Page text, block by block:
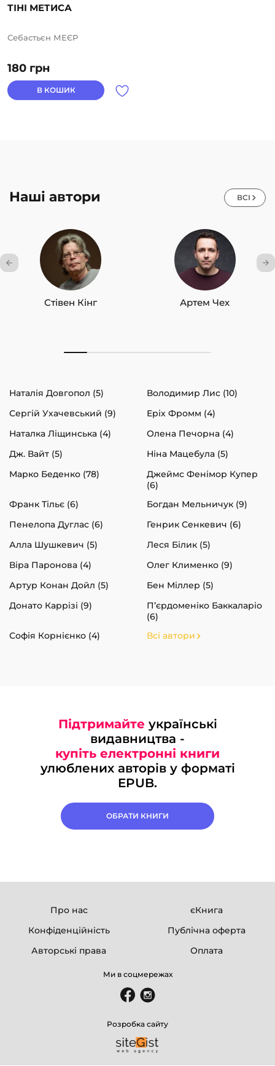
ТІНІ МЕТИСА
180 грн
Себастьєн МЕЄР
В КОШИК
Наші автори ВСІ
Стівен Кінг Артем Чех
Наталія Довгопол (5)
Володимир Лис (10)
Сергій Ухачевський (9)
Еріх Фромм (4)
Наталка Ліщинська (4)
Олена Печорна (4)
Дж. Вайт (5)
Ніна Мацебула (5)
Марко Беденко (78)
Джеймс Фенімор Купер
(6)
Франк Тільє (6)
Богдан Мельничук (9)
Пенелопа Дуглас (6)
Генрик Сенкевич (6)
Алла Шушкевич (5)
Леся Білик (5)
Віра Паронова (4)
Олег Клименко (9)
Артур Конан Дойл (5)
Бен Міллер (5)
Донато Каррізі (9)
П’єрдоменіко Баккаларіо
(6)
Софія Корнієнко (4)
Всі автори
Підтримайте українські
видавництва -
купіть електронні книги
улюблених авторів у форматі
EPUB.
ОБРАТИ КНИГИ
Про нас
єКнига
Конфіденційність
Публічна оферта
Авторські права
Оплата
Ми в соцмережах
Розробка сайту